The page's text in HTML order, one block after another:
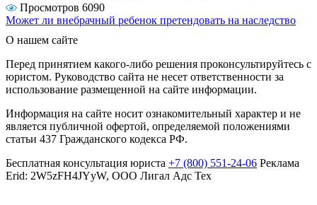
Просмотров 6090
Может ли внебрачный ребенок претендовать на наследство
О нашем сайте
Перед принятием какого-либо решения проконсультируйтесь с
юристом. Руководство сайта не несет ответственности за
использование размещенной на сайте информации.
Информация на сайте носит ознакомительный характер и не
является публичной офертой, определяемой положениями
статьи 437 Гражданского кодекса РФ.
Бесплатная консультация юриста +7 (800) 551-24-06 Реклама
Erid: 2W5zFH4JYyW, ООО Лигал Адс Тех